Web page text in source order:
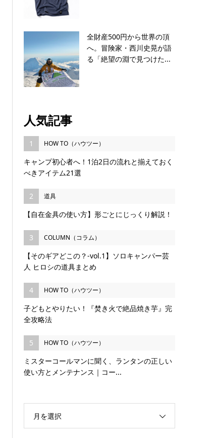
全財産500円から世界の頂
へ。冒険家・西川史晃が語
る「絶望の淵で見つけた...
人気記事
1 HOW TO（ハウツー）
キャンプ初心者へ！1泊2日の流れと揃えておく
べきアイテム21選
2 道具
【自在金具の使い方】形ごとにじっくり解説！
3 COLUMN（コラム）
【そのギアどこの？-vol.1】ソロキャンパー芸
人 ヒロシの道具まとめ
4 HOW TO（ハウツー）
子どもとやりたい！『焚き火で絶品焼き芋』完
全攻略法
5 HOW TO（ハウツー）
ミスターコールマンに聞く、ランタンの正しい
使い方とメンテナンス｜コー...
月を選択